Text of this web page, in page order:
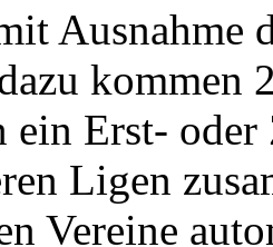
Ausnahme
kommen
ein Erst-
Ligen
Vereine